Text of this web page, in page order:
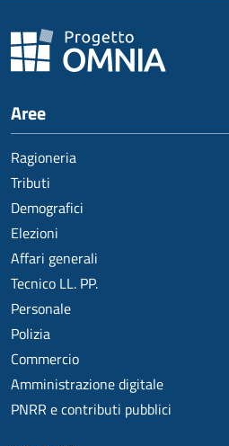
Aree
Ragioneria
Tributi
Demografici
Elezioni
Affari generali
Tecnico LL. PP.
Personale
Polizia
Commercio
Amministrazione digitale
PNRR e contributi pubblici